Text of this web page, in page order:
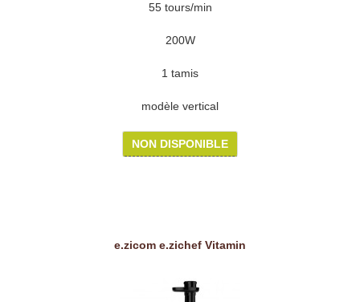
55 tours/min
200W
1 tamis
modèle vertical
NON DISPONIBLE
e.zicom e.zichef Vitamin